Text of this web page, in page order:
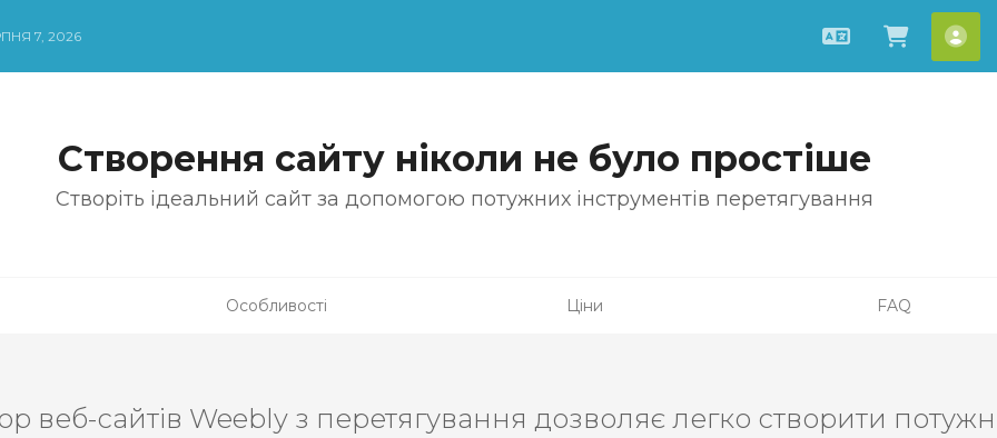
7, 2026
Українська
Створення сайту ніколи не було простіше
Створіть ідеальний сайт за допомогою потужних інструментів перетягування
Особливості Ціни FAQ
веб-сайтів Weebly з перетягування дозволяє легко створити